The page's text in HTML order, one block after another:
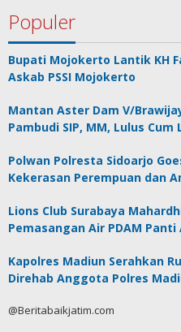
Populer
Bupati Mojokerto Lantik KH
Askab PSSI Mojokerto
Mantan Aster Dam V/
Pambudi SIP, MM, Lulus Cum
Polwan Polresta Sidoarjo
Kekerasan Perempuan dan
Lions Club Surabaya
Pemasangan Air PDAM
Kapolres Madiun Serahkan
Direhab Anggota Polres
@Beritabaikjatim.com